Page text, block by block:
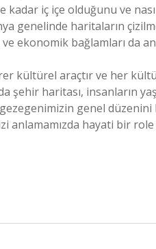
kadar iç içe olduğunu ve
genelinde haritaların
ekonomik bağlamları da
kültürel araçtır ve her
şehir haritası, insanların
genel
anlamamızda hayati bir